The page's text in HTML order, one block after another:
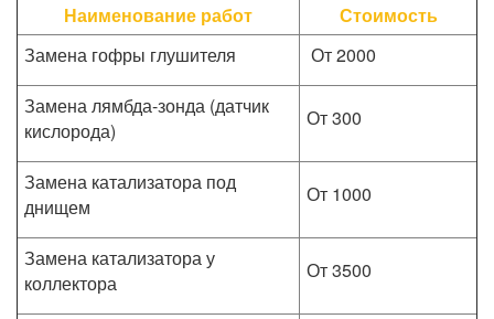
Наименование работ
Стоимость
Замена гофры глушителя
От 2000
Замена лямбда-зонда (датчик
кислорода)
От 300
Замена катализатора под
днищем
От 1000
Замена катализатора у
коллектора
От 3500